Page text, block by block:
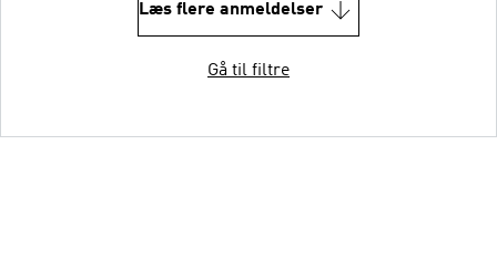
Læs flere anmeldelser
Gå til filtre